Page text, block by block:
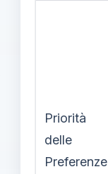
Priorità
delle
Preferenze